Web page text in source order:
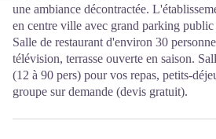
une ambiance décontractée.
en centre ville avec grand parking public
Salle de restaurant d'environ 30
télévision, terrasse ouverte en saison.
(12 à 90 pers) pour vos repas, petits-
groupe sur demande (devis gratuit).